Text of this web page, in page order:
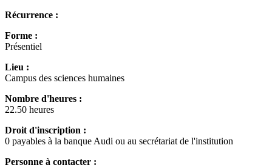
Récurrence :
Forme :
Présentiel
Lieu :
Campus des sciences humaines
Nombre d'heures :
22.50 heures
Droit d'inscription :
0 payables à la banque Audi ou au secrétariat de l'institution
Personne à contacter :